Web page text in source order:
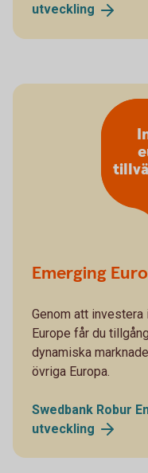
utveckling
Emerging
Genom att investera
Europe får du
dynamiska
övriga Europa.
Swedbank Robur
utveckling